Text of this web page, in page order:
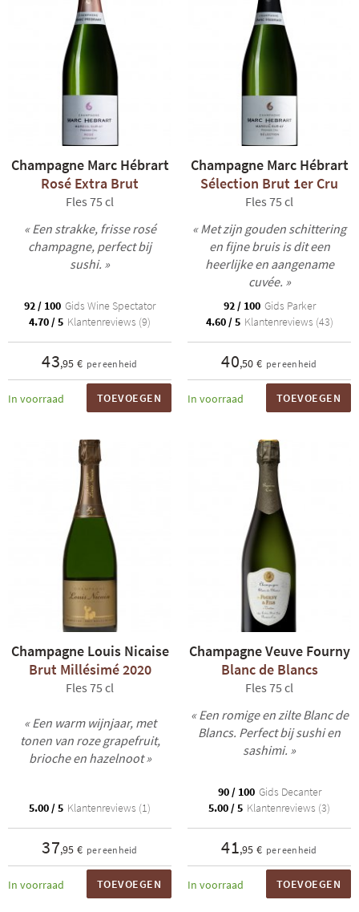
Champagne Marc Hébrart
Rosé Extra Brut
Fles 75 cl
« Een strakke, frisse rosé
champagne, perfect bij
sushi. »
92 / 100 Gids Wine Spectator
4.70 / 5 Klantenreviews (9)
43,95 € per eenheid
In voorraad TOEVOEGEN
Champagne Marc Hébrart
Sélection Brut 1er Cru
Fles 75 cl
« Met zijn gouden schittering
en fijne bruis is dit een
heerlijke en aangename
cuvée. »
92 / 100 Gids Parker
4.60 / 5 Klantenreviews (43)
40,50 € per eenheid
In voorraad TOEVOEGEN
Champagne Louis Nicaise
Brut Millésimé 2020
Fles 75 cl
« Een warm wijnjaar, met
tonen van roze grapefruit,
brioche en hazelnoot »
5.00 / 5 Klantenreviews (1)
37,95 € per eenheid
In voorraad TOEVOEGEN
Champagne Veuve Fourny
Blanc de Blancs
Fles 75 cl
« Een romige en zilte Blanc de
Blancs. Perfect bij sushi en
sashimi. »
90 / 100 Gids Decanter
5.00 / 5 Klantenreviews (3)
41,95 € per eenheid
In voorraad TOEVOEGEN